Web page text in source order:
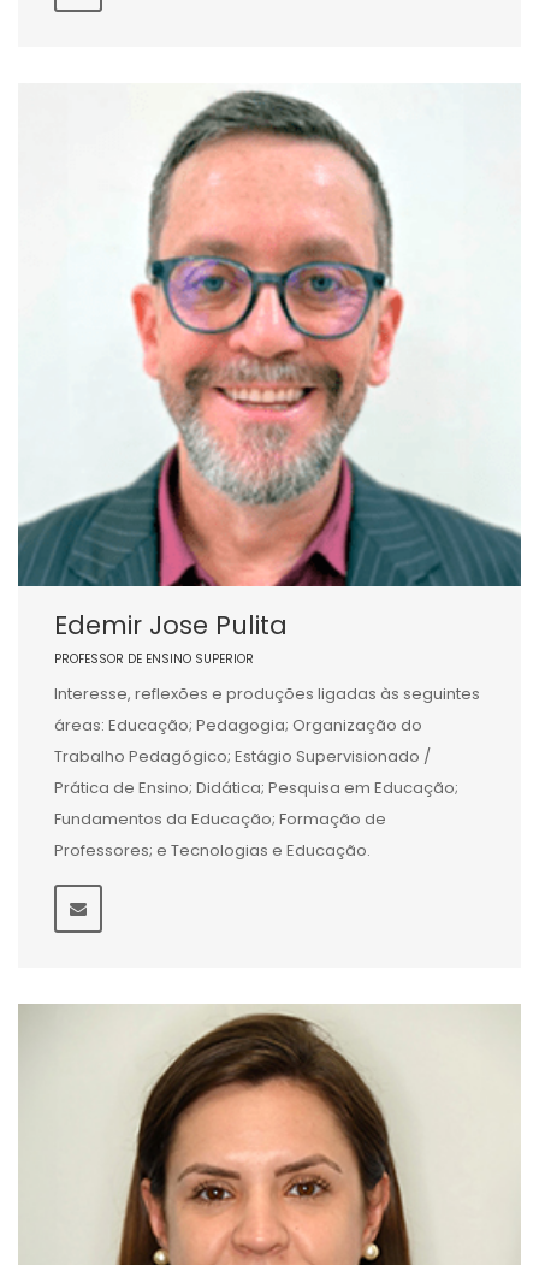
Edemir Jose Pulita
PROFESSOR DE ENSINO SUPERIOR
Interesse, reflexões e produções ligadas às seguintes
áreas: Educação; Pedagogia; Organização do
Trabalho Pedagógico; Estágio Supervisionado /
Prática de Ensino; Didática; Pesquisa em Educação;
Fundamentos da Educação; Formação de
Professores; e Tecnologias e Educação.